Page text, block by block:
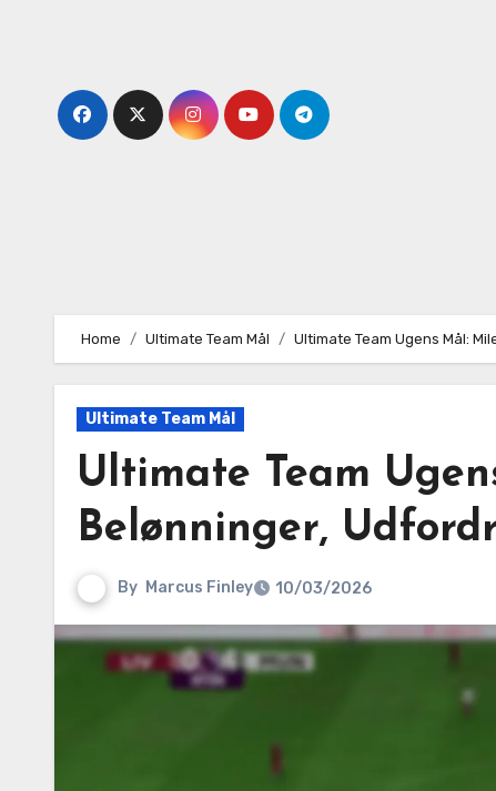
Home Ultimate Team Mål Ultimate Team Ugens Mål:
Ultimate Team Mål
Ultimate Team
Belønninger,
By Marcus Finley 10/03/2026